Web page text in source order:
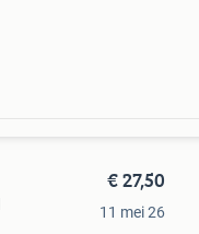
€ 27,50
11 mei 26